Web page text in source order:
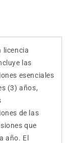
licencia
las
esenciales
(3) años,
de las
que
año. El